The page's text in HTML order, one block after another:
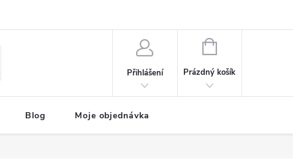
Přihlášení
NÁKUPNÍ
Prázdný košík
Blog Moje objednávka